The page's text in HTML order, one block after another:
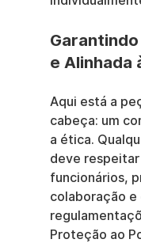
e Alinhada
Aqui está a
cabeça: um
a ética.
deve
funcionários,
colaboração
Proteção ao